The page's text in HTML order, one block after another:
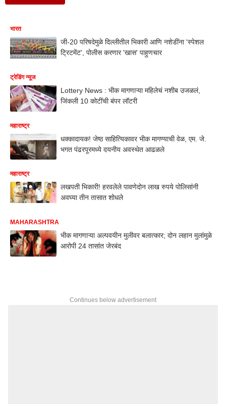
भारत
जी-20 परिषदेमुळे दिल्लीतील भिकारी आणि नशेडींना 'स्पेशल
ट्रिटमेंट', पोलीस करणार 'खास' पाहुणचार
ट्रेडिंग न्यूज
Lottery News : भीक मागणाऱ्या महिलेचं नशीब उजळलं,
जिंकली 10 कोटींची बंपर लॉटरी
महाराष्ट्र
धक्कादायक! जेष्ठ साहित्यिकावर भीक मागण्याची वेळ, एम. जे.
भगत पंढरपूरमध्ये दयनीय अवस्थेत आढळले
महाराष्ट्र
लखपती भिकारी! हरवलेले पावणेदोन लाख रुपये पोलिसांनी
अवघ्या तीन तासात शोधले
MAHARASHTRA
भीक मागणाऱ्या अल्पवयीन मुलीवर बलात्कार; दोन लहान मुलांमुळे
आरोपी 24 तासांत जेरबंद
Continues below advertisement